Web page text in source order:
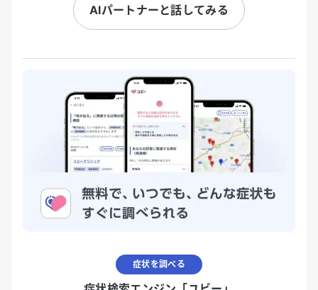
AIパートナーと話してみる
症状を調べる